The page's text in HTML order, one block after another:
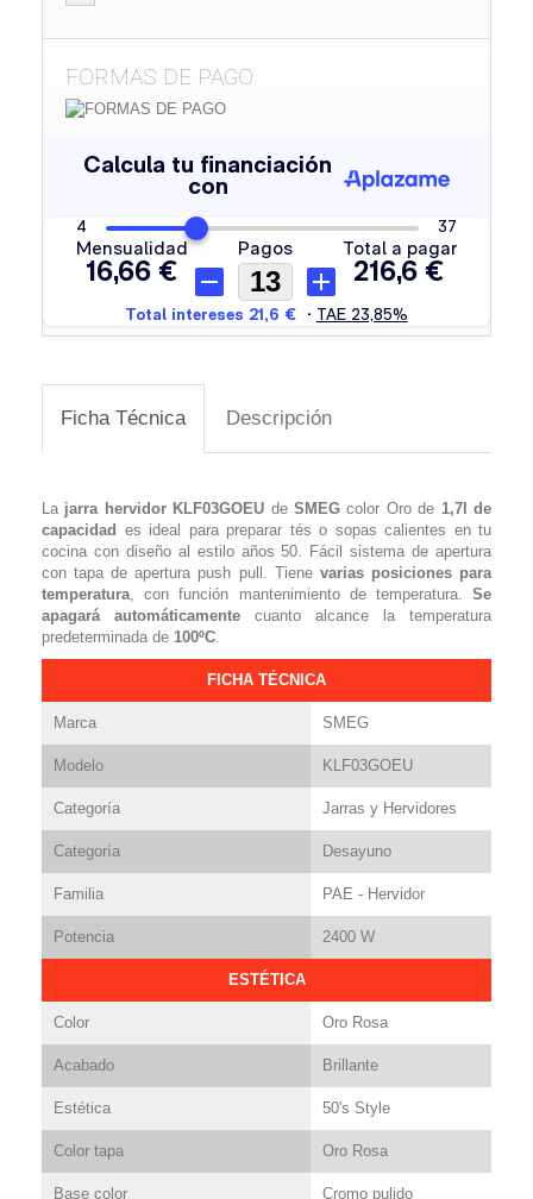
FORMAS DE PAGO
Ficha Técnica Descripción
La jarra hervidor KLF03GOEU deSMEG color Oro de 1,7l de
capacidad es ideal para preparar tés o sopas calientes en tu
cocina con diseño al estilo años 50. Fácil sistema de apertura
con tapa de apertura push pull. Tienevarias posiciones para
temperatura, con función mantenimiento de temperatura. Se
apagará automáticamente cuanto alcance la temperatura
predeterminada de 100ºC.
FICHA TÉCNICA
Marca SMEG
Modelo KLF03GOEU
Categoría Jarras y Hervidores
Categoría Desayuno
Familia PAE - Hervidor
Potencia 2400 W
ESTÉTICA
Color Oro Rosa
Acabado Brillante
Estética 50's Style
Color tapa Oro Rosa
Base color Cromo pulido